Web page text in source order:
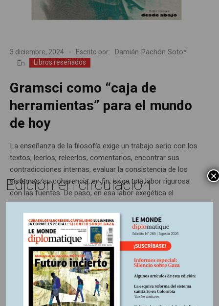
3 diciembre, 2024 Escrito por: Damián Pachón Soto*
En Libros reseñados
Gramsci como “caja de
herramientas” para el mundo
de hoy
La enseñanza de la filosofía exige un trabajo serio con los
textos, leerlos, releerlos, comentarlos, encontrar sus
contradicciones internas, evaluar la consistencia de los
sistemas, su coherencia, en fin, exige una labor rigurosa
con las fuentes. De paso, en esa labor exegética el
estudiante aprende el método de trabajo y se acostumbra
a practicar lo...
Últimas publicaciones
Edición en circulación ×